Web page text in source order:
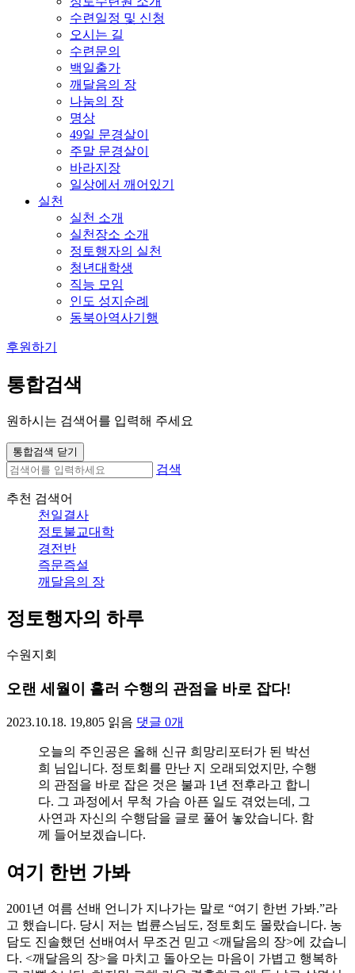
수련일정 및 신청
오시는 길
수련문의
백일출가
깨달음의 장
나눔의 장
명상
49일 문경살이
주말 문경살이
바라지장
일상에서 깨어있기
실천
실천 소개
실천장소 소개
정토행자의 실천
청년대학생
직능 모임
인도 성지순례
동북아역사기행
후원하기
통합검색
원하시는 검색어를 입력해 주세요
통합검색 닫기
검색
추천 검색어
천일결사
정토불교대학
경전반
즉문즉설
깨달음의 장
정토행자의 하루
수원지회
오랜 세월이 흘러 수행의 관점을 바로 잡다!
2023.10.18. 19,805 읽음 댓글 0개
오늘의 주인공은 올해 신규 희망리포터가 된 박선
희 님입니다. 정토회를 만난 지 오래되었지만, 수행
의 관점을 바로 잡은 것은 불과 1년 전후라고 합니
다. 그 과정에서 무척 가슴 아픈 일도 겪었는데, 그
사연과 자신의 수행담을 글로 풀어 놓았습니다. 함
께 들어보겠습니다.
여기 한번 가봐
2001년 여름 선배 언니가 지나가는 말로 “여기 한번 가봐.”라
고 했습니다. 당시 저는 법륜스님도, 정토회도 몰랐습니다. 농
담도 진솔했던 선배여서 무조건 믿고 <깨달음의 장>에 갔습니
다. <깨달음의 장>을 마치고 돌아오는 마음이 가볍고 행복하